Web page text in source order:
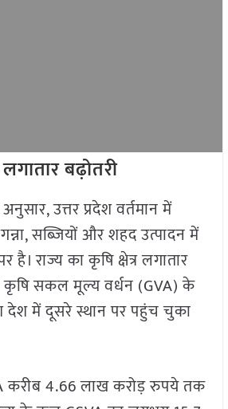
बढ़ोतरी
उत्तर प्रदेश वर्तमान में
सब्जियों और शहद उत्पादन में
राज्य का कृषि क्षेत्र लगातार
सकल मूल्य वर्धन (GVA) के
देश में दूसरे स्थान पर पहुंच चुका
करीब 4.66 लाख करोड़ रुपये तक